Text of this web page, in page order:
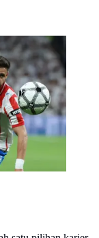
bola
Bernabeu
/ AFP)